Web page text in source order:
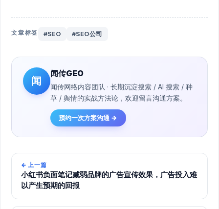
文章标签 #SEO #SEO公司
闻
闻传GEO
闻传网络内容团队 · 长期沉淀搜索 / AI 搜索 / 种
草 / 舆情的实战方法论，欢迎留言沟通方案。
预约一次方案沟通 →
← 上一篇
小红书负面笔记减弱品牌的广告宣传效果，广告投入难
以产生预期的回报